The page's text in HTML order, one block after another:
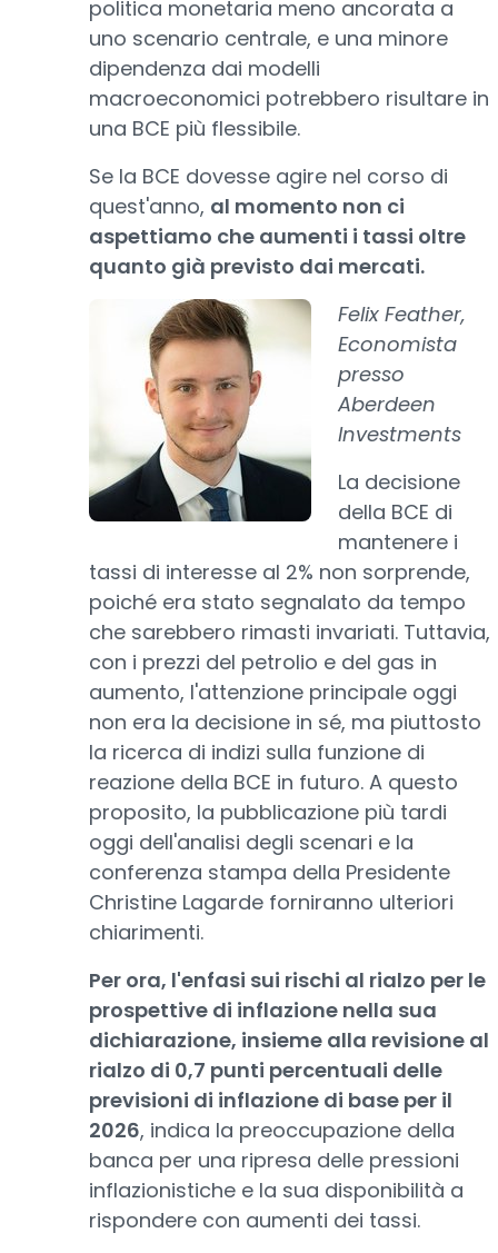
politica monetaria meno ancorata a
uno scenario centrale, e una minore
dipendenza dai modelli
macroeconomici potrebbero risultare in
una BCE più flessibile.
Se la BCE dovesse agire nel corso di
quest'anno, al momento non ci
aspettiamo che aumenti i tassi oltre
quanto già previsto dai mercati.
Felix Feather,
Economista
presso
Aberdeen
Investments
La decisione
della BCE di
mantenere i
tassi di interesse al 2% non sorprende,
poiché era stato segnalato da tempo
che sarebbero rimasti invariati. Tuttavia,
con i prezzi del petrolio e del gas in
aumento, l'attenzione principale oggi
non era la decisione in sé, ma piuttosto
la ricerca di indizi sulla funzione di
reazione della BCE in futuro. A questo
proposito, la pubblicazione più tardi
oggi dell'analisi degli scenari e la
conferenza stampa della Presidente
Christine Lagarde forniranno ulteriori
chiarimenti.
Per ora, l'enfasi sui rischi al rialzo per le
prospettive di inflazione nella sua
dichiarazione, insieme alla revisione al
rialzo di 0,7 punti percentuali delle
previsioni di inflazione di base per il
2026, indica la preoccupazione della
banca per una ripresa delle pressioni
inflazionistiche e la sua disponibilità a
rispondere con aumenti dei tassi.